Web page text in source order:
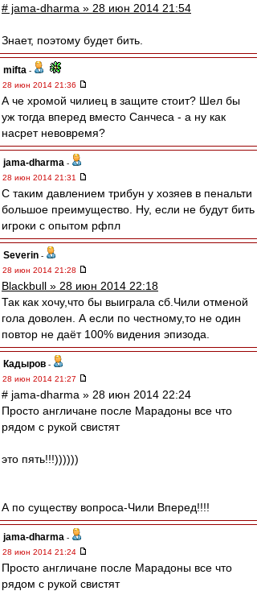
# jama-dharma » 28 июн 2014 21:54
Знает, поэтому будет бить.
mifta -
28 июн 2014 21:36
А че хромой чилиец в защите стоит? Шел бы
уж тогда вперед вместо Санчеса - а ну как
насрет невовремя?
jama-dharma -
28 июн 2014 21:31
С таким давлением трибун у хозяев в пенальти
большое преимущество. Ну, если не будут бить
игроки с опытом рфпл
Severin -
28 июн 2014 21:28
Blackbull » 28 июн 2014 22:18
Так как хочу,что бы выиграла сб.Чили отменой
гола доволен. А если по честному,то не один
повтор не даёт 100% видения эпизода.
Кадыров -
28 июн 2014 21:27
# jama-dharma » 28 июн 2014 22:24
Просто англичане после Марадоны все что
рядом с рукой свистят
это пять!!!))))))
А по существу вопроса-Чили Вперед!!!!
jama-dharma -
28 июн 2014 21:24
Просто англичане после Марадоны все что
рядом с рукой свистят